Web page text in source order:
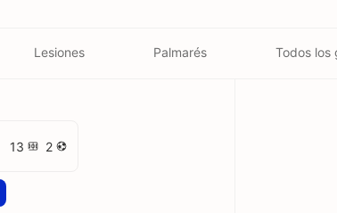
Lesiones Palmarés Todos los
13 2